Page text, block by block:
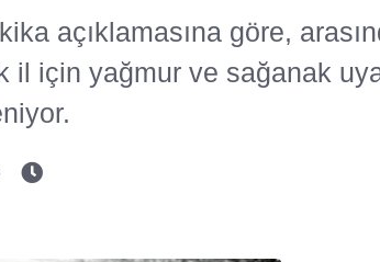
açıklamasına göre,
için yağmur ve sağanak